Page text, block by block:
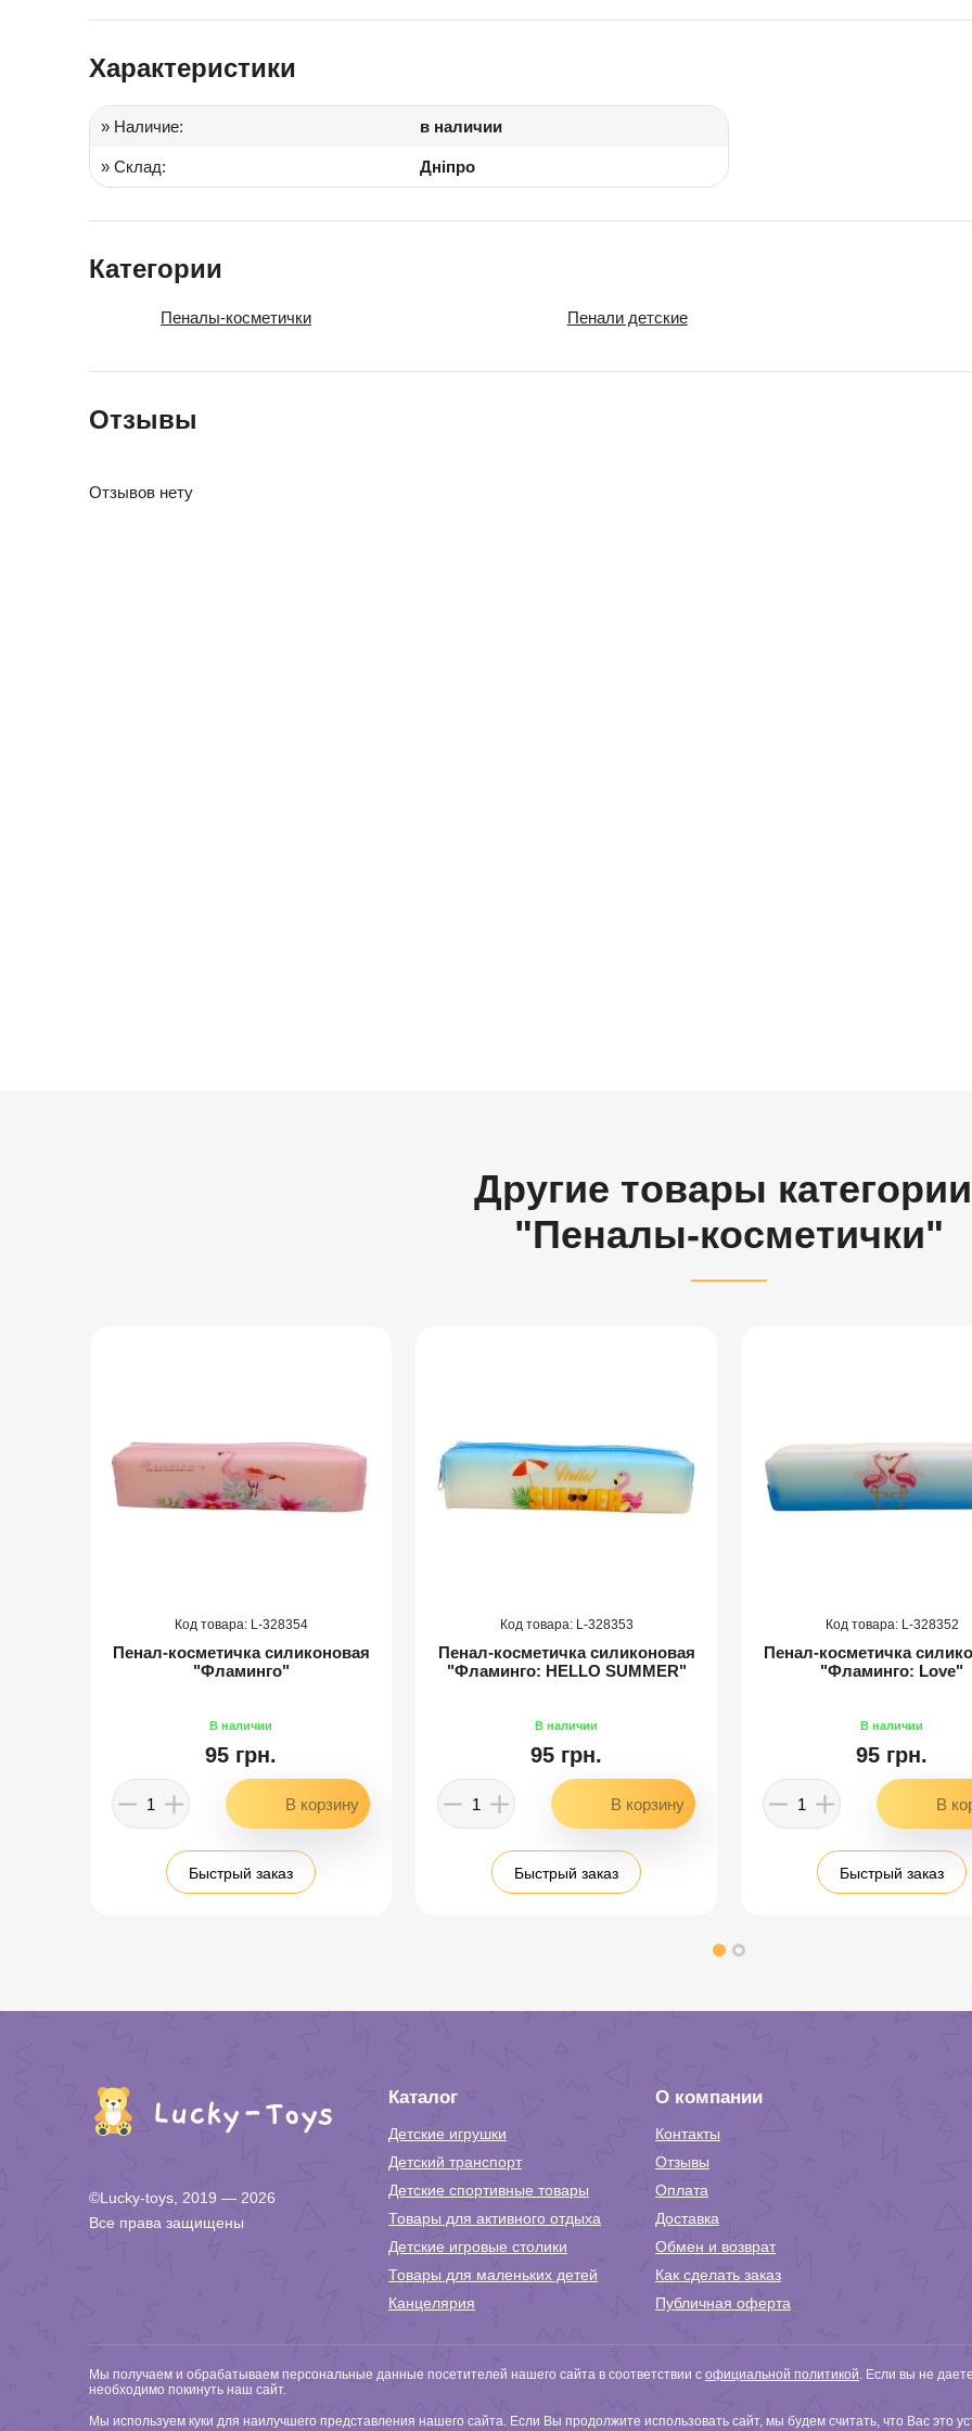
Подарки для детей
Характеристики
» Наличие: в наличии
» Склад: Дніпро
Категории
Пеналы-косметички Пенали детские
Отзывы
Отзывов нету
Другие товары
"Пеналы-косметички"
328354
Пенал-косметичка силиконовая
"Фламинго"
95 грн.
Быстрый заказ
328353
Пенал-косметичка силиконовая
"Фламинго: HELLO SUMMER"
95 грн.
Быстрый заказ
328352
Пенал-косметичка
"Фламинго: Love"
95 грн.
Быстрый заказ
©Lucky-toys, 2019 — 2026
Все права защищены
Каталог
Детские игрушки
Детский транспорт
Детские спортивные товары
Товары для активного отдыха
Детские игровые столики
Товары для маленьких детей
Канцелярия
О компании
Контакты
Отзывы
Оплата
Доставка
Обмен и возврат
Как сделать заказ
Публичная оферта
Мы получаем и обрабатываем персональные данные посетителей нашего сайта в соответствии с официальной политикой. Если вы не
необходимо покинуть наш сайт.
Мы используем куки для наилучшего представления нашего сайта. Если Вы продолжите использовать сайт, мы будем считать, что Вас это